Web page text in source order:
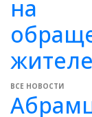
на
ВСЕ НОВОСТИ